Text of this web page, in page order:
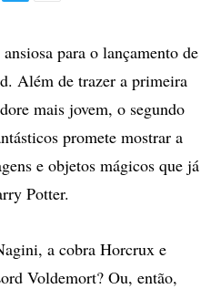
compartilhamento
para o lançamento de
Além de trazer a primeira
mais jovem, o segundo
promete mostrar a
e objetos mágicos que já
Potter.
a cobra Horcrux e
Voldemort? Ou, então,